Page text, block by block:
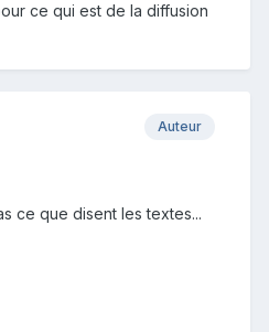
ce qui est de la diffusion
Auteur
ce que disent les textes...